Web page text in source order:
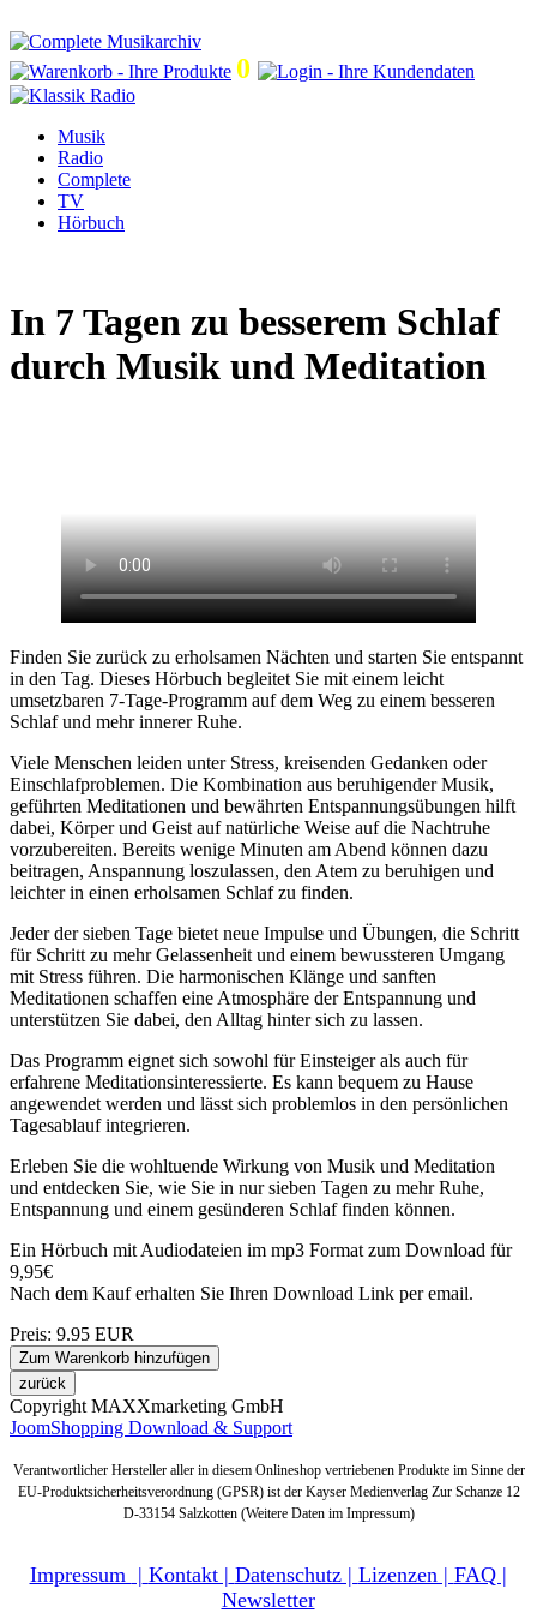
0
Musik
Radio
Complete
TV
Hörbuch
In 7 Tagen zu besserem Schlaf
durch Musik und Meditation
Finden Sie zurück zu erholsamen Nächten und starten Sie entspannt
in den Tag. Dieses Hörbuch begleitet Sie mit einem leicht
umsetzbaren 7-Tage-Programm auf dem Weg zu einem besseren
Schlaf und mehr innerer Ruhe.
Viele Menschen leiden unter Stress, kreisenden Gedanken oder
Einschlafproblemen. Die Kombination aus beruhigender Musik,
geführten Meditationen und bewährten Entspannungsübungen hilft
dabei, Körper und Geist auf natürliche Weise auf die Nachtruhe
vorzubereiten. Bereits wenige Minuten am Abend können dazu
beitragen, Anspannung loszulassen, den Atem zu beruhigen und
leichter in einen erholsamen Schlaf zu finden.
Jeder der sieben Tage bietet neue Impulse und Übungen, die Schritt
für Schritt zu mehr Gelassenheit und einem bewussteren Umgang
mit Stress führen. Die harmonischen Klänge und sanften
Meditationen schaffen eine Atmosphäre der Entspannung und
unterstützen Sie dabei, den Alltag hinter sich zu lassen.
Das Programm eignet sich sowohl für Einsteiger als auch für
erfahrene Meditationsinteressierte. Es kann bequem zu Hause
angewendet werden und lässt sich problemlos in den persönlichen
Tagesablauf integrieren.
Erleben Sie die wohltuende Wirkung von Musik und Meditation
und entdecken Sie, wie Sie in nur sieben Tagen zu mehr Ruhe,
Entspannung und einem gesünderen Schlaf finden können.
Ein Hörbuch mit Audiodateien im mp3 Format zum Download für
9,95€
Nach dem Kauf erhalten Sie Ihren Download Link per email.
Preis: 9.95 EUR
Copyright MAXXmarketing GmbH
JoomShopping Download & Support
Verantwortlicher Hersteller aller in diesem Onlineshop vertriebenen Produkte im Sinne der
EU-Produktsicherheitsverordnung (GPSR) ist der Kayser Medienverlag Zur Schanze 12
D-33154 Salzkotten (Weitere Daten im Impressum)
Impressum | Kontakt | Datenschutz | Lizenzen | FAQ |
Newsletter